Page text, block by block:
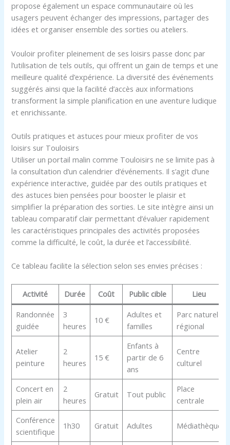
propose également un espace communautaire où les
usagers peuvent échanger des impressions, partager des
idées et organiser ensemble des sorties ou ateliers.
Vouloir profiter pleinement de ses loisirs passe donc par
l’utilisation de tels outils, qui offrent un gain de temps et une
meilleure qualité d’expérience. La diversité des événements
suggérés ainsi que la facilité d’accès aux informations
transforment la simple planification en une aventure ludique
et enrichissante.
Outils pratiques et astuces pour mieux profiter de vos
loisirs sur Touloisirs
Utiliser un portail malin comme Touloisirs ne se limite pas à
la consultation d’un calendrier d’événements. Il s’agit d’une
expérience interactive, guidée par des outils pratiques et
des astuces bien pensées pour booster le plaisir et
simplifier la préparation des sorties. Le site intègre ainsi un
tableau comparatif clair permettant d’évaluer rapidement
les caractéristiques principales des activités proposées
comme la difficulté, le coût, la durée et l’accessibilité.
Ce tableau facilite la sélection selon ses envies précises :
Activité Durée Coût Public cible
Lieu
Randonnée
guidée
3
heures
10 €
Adultes et
familles
Parc naturel
régional
Atelier
peinture
2
heures
15 €
Enfants à
partir de 6
ans
Centre
culturel
Concert en
plein air
2
heures
Gratuit Tout public
Place
centrale
Conférence
scientifique
1h30 Gratuit Adultes Médiathèque